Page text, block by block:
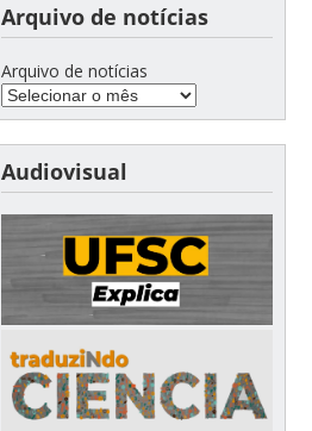
Arquivo de notícias
Arquivo de notícias
Audiovisual